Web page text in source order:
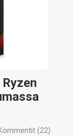
(22)